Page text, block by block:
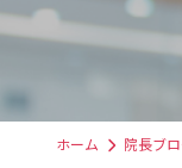
ホーム 院長ブ